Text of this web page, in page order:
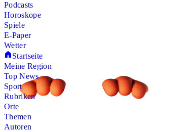
Podcasts
Horoskope
Spiele
E-Paper
Wetter
Startseite
Meine Region
Top News
Sport
Rubriken
Orte
Themen
Autoren